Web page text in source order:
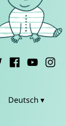
Deutsch ▾